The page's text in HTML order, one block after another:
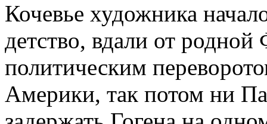
Кочевье художника
детство, вдали от
политическим
Америки, так потом ни